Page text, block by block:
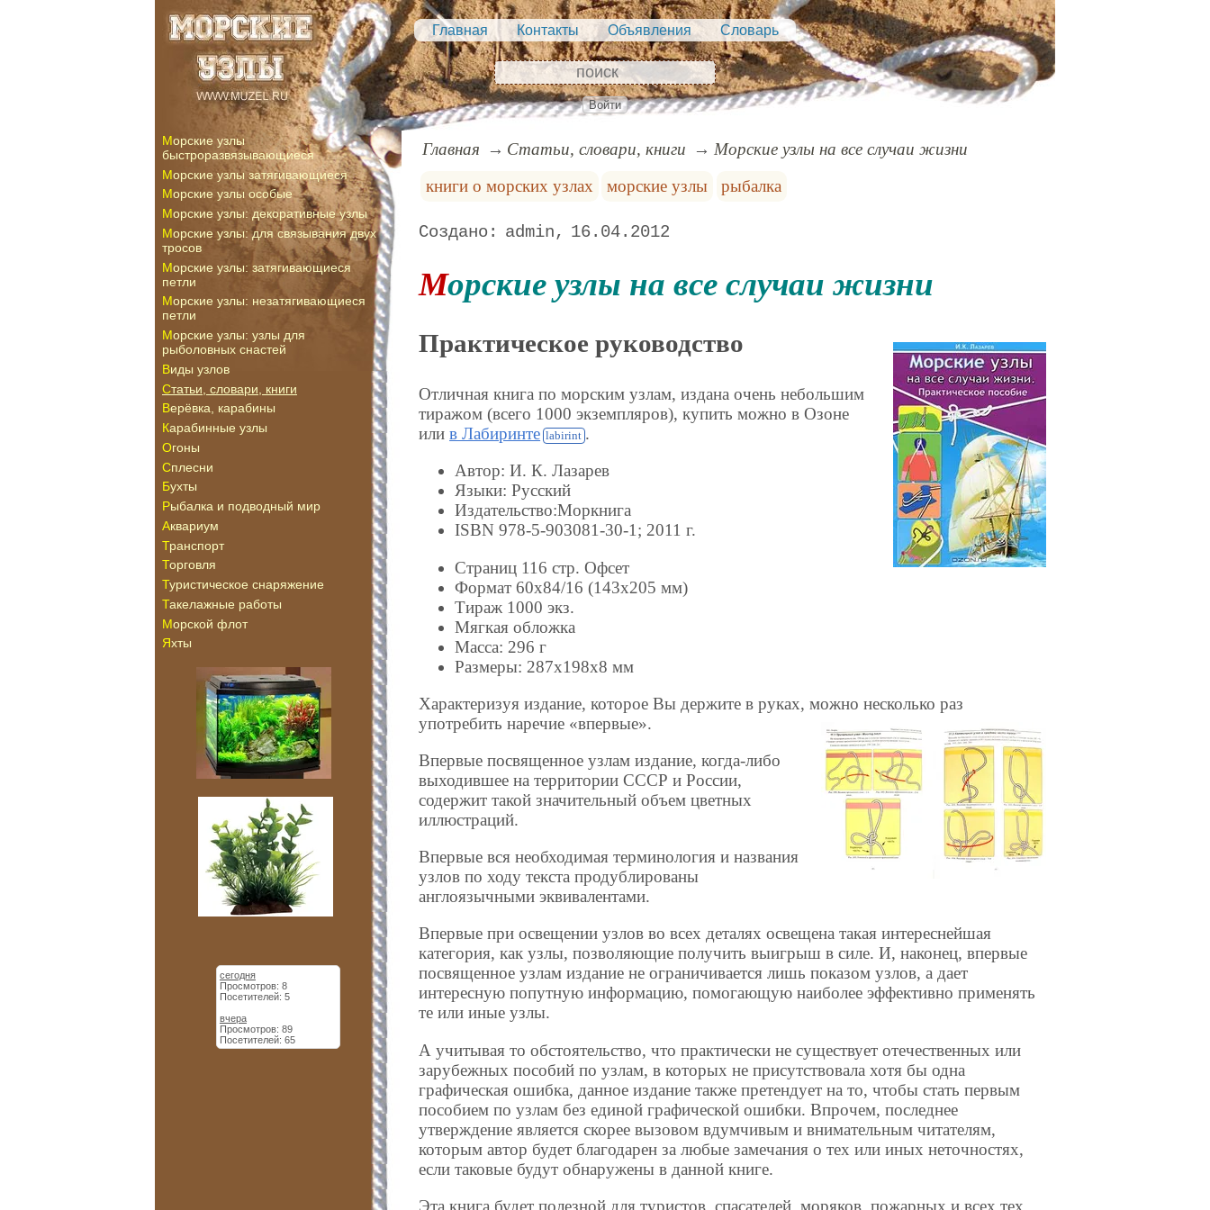
Главная Контакты Объявления Словарь
Войти
Морские узлы
быстроразвязывающиеся
Морские узлы затягивающиеся
Морские узлы особые
Морские узлы: декоративные узлы
Морские узлы: для связывания двух
тросов
Морские узлы: затягивающиеся
петли
Морские узлы: незатягивающиеся
петли
Морские узлы: узлы для
рыболовных снастей
Виды узлов
Статьи, словари, книги
Верёвка, карабины
Карабинные узлы
Огоны
Сплесни
Бухты
Рыбалка и подводный мир
Аквариум
Транспорт
Торговля
Туристическое снаряжение
Такелажные работы
Морской флот
Яхты
сегодня
Просмотров: 8
Посетителей: 5
вчера
Просмотров: 89
Посетителей: 65
Главная Статьи, словари, книги
Морские узлы на все случаи жизни
книги о морских узлах
морские узлы рыбалка
admin 16.04.2012
Морские узлы на все случаи жизни
Практическое руководство
Отличная книга по морским узлам, издана очень небольшим
тиражом (всего 1000 экземпляров), купить можно в Озоне
илив Лабиринте
.
Автор: И. К. Лазарев
Языки: Русский
Издательство:Моркнига
ISBN 978-5-903081-30-1; 2011 г.
Страниц 116 стр. Офсет
Формат 60x84/16 (143х205 мм)
Тираж 1000 экз.
Мягкая обложка
Масса: 296 г
Размеры: 287x198x8 мм
Характеризуя издание, которое Вы держите в руках, можно несколько раз
употребить наречие «впервые».
Впервые посвященное узлам издание, когда-либо
выходившее на территории СССР и России,
содержит такой значительный объем цветных
иллюстраций.
Впервые вся необходимая терминология и названия
узлов по ходу текста продублированы
англоязычными эквивалентами.
Впервые при освещении узлов во всех деталях освещена такая интереснейшая
категория, как узлы, позволяющие получить выигрыш в силе. И, наконец, впервые
посвященное узлам издание не ограничивается лишь показом узлов, а дает
интересную попутную информацию, помогающую наиболее эффективно применять
те или иные узлы.
А учитывая то обстоятельство, что практически не существует отечественных или
зарубежных пособий по узлам, в которых не присутствовала хотя бы одна
графическая ошибка, данное издание также претендует на то, чтобы стать первым
пособием по узлам без единой графической ошибки. Впрочем, последнее
утверждение является скорее вызовом вдумчивым и внимательным читателям,
которым автор будет благодарен за любые замечания о тех или иных неточностях,
если таковые будут обнаружены в данной книге.
Эта книга будет полезной для туристов, спасателей, моряков, пожарных и всех тех,